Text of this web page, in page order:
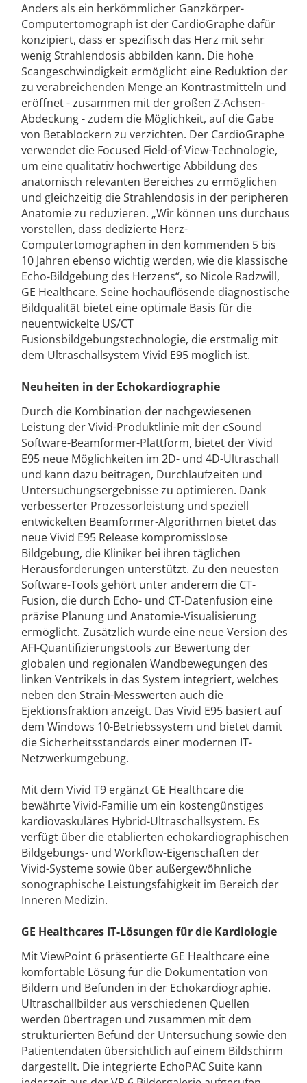
Anders als ein herkömmlicher Ganzkörper-
Computertomograph ist der CardioGraphe dafür
konzipiert, dass er spezifisch das Herz mit sehr
wenig Strahlendosis abbilden kann. Die hohe
Scangeschwindigkeit ermöglicht eine Reduktion der
zu verabreichenden Menge an Kontrastmitteln und
eröffnet - zusammen mit der großen Z-Achsen-
Abdeckung - zudem die Möglichkeit, auf die Gabe
von Betablockern zu verzichten. Der CardioGraphe
verwendet die Focused Field-of-View-Technologie,
um eine qualitativ hochwertige Abbildung des
anatomisch relevanten Bereiches zu ermöglichen
und gleichzeitig die Strahlendosis in der peripheren
Anatomie zu reduzieren. „Wir können uns durchaus
vorstellen, dass dedizierte Herz-
Computertomographen in den kommenden 5 bis
10 Jahren ebenso wichtig werden, wie die klassische
Echo-Bildgebung des Herzens“, so Nicole Radzwill,
GE Healthcare. Seine hochauflösende diagnostische
Bildqualität bietet eine optimale Basis für die
neuentwickelte US/CT
Fusionsbildgebungstechnologie, die erstmalig mit
dem Ultraschallsystem Vivid E95 möglich ist.
Neuheiten in der Echokardiographie
Durch die Kombination der nachgewiesenen
Leistung der Vivid-Produktlinie mit der cSound
Software-Beamformer-Plattform, bietet der Vivid
E95 neue Möglichkeiten im 2D- und 4D-Ultraschall
und kann dazu beitragen, Durchlaufzeiten und
Untersuchungsergebnisse zu optimieren. Dank
verbesserter Prozessorleistung und speziell
entwickelten Beamformer-Algorithmen bietet das
neue Vivid E95 Release kompromisslose
Bildgebung, die Kliniker bei ihren täglichen
Herausforderungen unterstützt. Zu den neuesten
Software-Tools gehört unter anderem die CT-
Fusion, die durch Echo- und CT-Datenfusion eine
präzise Planung und Anatomie-Visualisierung
ermöglicht. Zusätzlich wurde eine neue Version des
AFI-Quantifizierungstools zur Bewertung der
globalen und regionalen Wandbewegungen des
linken Ventrikels in das System integriert, welches
neben den Strain-Messwerten auch die
Ejektionsfraktion anzeigt. Das Vivid E95 basiert auf
dem Windows 10-Betriebssystem und bietet damit
die Sicherheitsstandards einer modernen IT-
Netzwerkumgebung.
Mit dem Vivid T9 ergänzt GE Healthcare die
bewährte Vivid-Familie um ein kostengünstiges
kardiovaskuläres Hybrid-Ultraschallsystem. Es
verfügt über die etablierten echokardiographischen
Bildgebungs- und Workflow-Eigenschaften der
Vivid-Systeme sowie über außergewöhnliche
sonographische Leistungsfähigkeit im Bereich der
Inneren Medizin.
GE Healthcares IT-Lösungen für die Kardiologie
Mit ViewPoint 6 präsentierte GE Healthcare eine
komfortable Lösung für die Dokumentation von
Bildern und Befunden in der Echokardiographie.
Ultraschallbilder aus verschiedenen Quellen
werden übertragen und zusammen mit dem
strukturierten Befund der Untersuchung sowie den
Patientendaten übersichtlich auf einem Bildschirm
dargestellt. Die integrierte EchoPAC Suite kann